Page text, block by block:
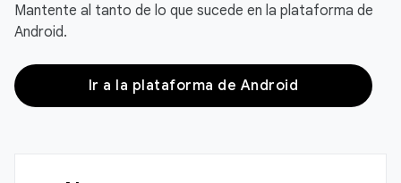
Mantente al tanto de lo que sucede en la plataforma de
Android.
Ir a la plataforma de Android